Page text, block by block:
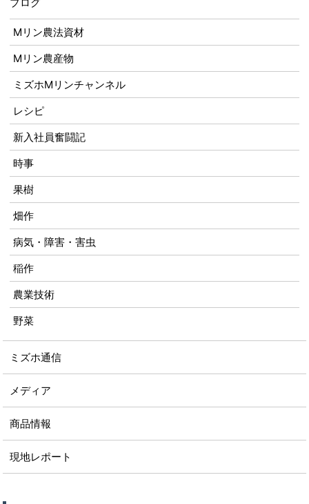
Mリン農法資材
Mリン農産物
ミズホMリンチャンネル
レシピ
新入社員奮闘記
時事
果樹
畑作
病気・障害・害虫
稲作
農業技術
野菜
ミズホ通信
メディア
商品情報
現地レポート